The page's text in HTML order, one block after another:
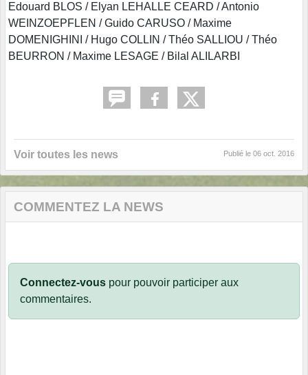
Edouard BLOS / Elyan LEHALLE CEARD / Antonio
WEINZOEPFLEN / Guido CARUSO / Maxime
DOMENIGHINI / Hugo COLLIN / Théo SALLIOU / Théo
BEURRON / Maxime LESAGE / Bilal ALILARBI
Voir toutes les news Publié le 06 oct. 2016
COMMENTEZ LA NEWS
Connectez-vous pour pouvoir participer aux
commentaires.